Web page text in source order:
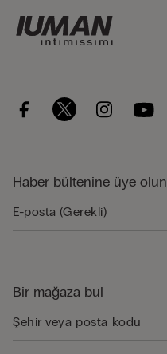
Haber bültenine üye olun
Bir mağaza bul